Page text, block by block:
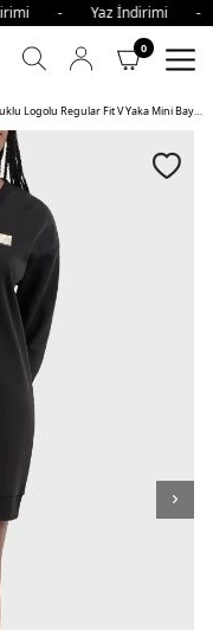
- Yaz
0
Armani Exchange Pamuklu Logolu Regular Fit V Yaka Mini Bayan Elbise YJFYZ